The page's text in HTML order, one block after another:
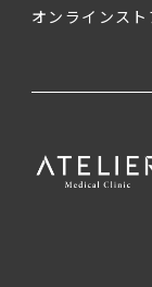
オンラインスト